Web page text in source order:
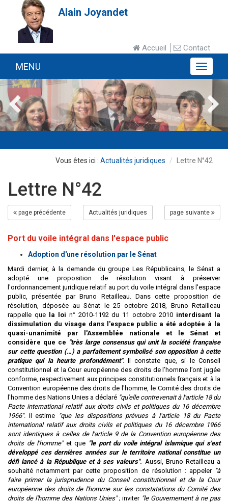
Alain Joyandet
Accueil Contact
MENU
MENU
Actualités juridiques Lettre N°42
Lettre N°42
page précédente Actualités juridiques page suivante
Port du voile intégral dans l'espace public
Adoption d'une résolution par le Sénat
Mardi dernier, à la demande du groupe Les Républicains, le Sénat a
adopté une proposition de résolution visant à préserver
l'ordonnancement juridique relatif au port du voile intégral dans l'espace
public, présentée par Bruno Retailleau. Dans cette proposition de
résolution, déposée au Sénat le 25 octobre 2018, Bruno Retailleau
rappelle que
la loi n° 2010-1192 du 11 octobre 2010 interdisant la
dissimulation du visage dans l'espace public a été adoptée à la
quasi-unanimité par l'Assemblée nationale et le Sénat et
considère que ce "très large consensus qui unit la société française
sur cette question (…) a parfaitement symbolisé son opposition à cette
pratique qui la heurte profondément". Il constate que, si le Conseil
constitutionnel et la Cour européenne des droits de l’homme l’ont jugée
conforme, respectivement aux principes constitutionnels français et à la
Convention européenne des droits de l'homme, le Comité des droits de
l'homme des Nations Unies a déclaré "qu'elle contrevenait à l'article 18 du
Pacte international relatif aux droits civils et politiques du 16 décembre
1966". Il estime "que les dispositions prévues à l'article 18 du Pacte
international relatif aux droits civils et politiques du 16 décembre 1966
sont identiques à celles de l'article 9 de la Convention européenne des
droits de l'homme"et que "le port du voile intégral islamique qui s'est
développé ces dernières années sur le territoire national constitue un
défi lancé à la République et à ses valeurs". Aussi, Bruno Retailleau a
souhaité notamment par cette proposition de résolution : appeler "à
faire primer la jurisprudence du Conseil constitutionnel et de la Cour
européenne des droits de l'homme sur les constatations du Comité des
droits de l'homme des Nations Unies"; inviter "le Gouvernement à ne pas